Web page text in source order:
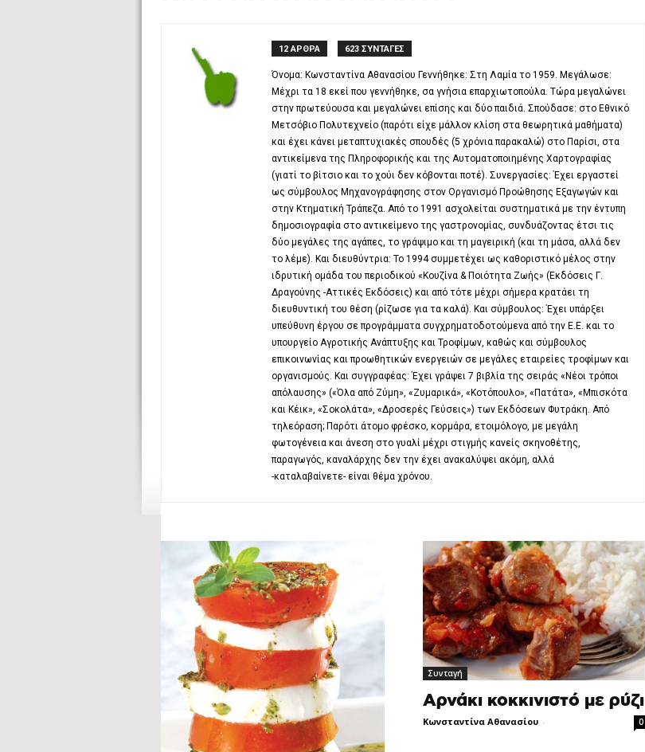
12 ΑΡΘΡΑ 623 ΣΥΝΤΑΓΕΣ
Όνομα: Κωνσταντίνα Αθανασίου Γεννήθηκε: Στη Λαμία το 1959. Μεγάλωσε:
Μέχρι τα 18 εκεί που γεννήθηκε, σα γνήσια επαρχιωτοπούλα. Τώρα μεγαλώνει
στην πρωτεύουσα και μεγαλώνει επίσης και δύο παιδιά. Σπούδασε: στο Εθνικό
Μετσόβιο Πολυτεχνείο (παρότι είχε μάλλον κλίση στα θεωρητικά μαθήματα)
και έχει κάνει μεταπτυχιακές σπουδές (5 χρόνια παρακαλώ) στο Παρίσι, στα
αντικείμενα της Πληροφορικής και της Αυτοματοποιημένης Χαρτογραφίας
(γιατί το βίτσιο και το χούι δεν κόβονται ποτέ). Συνεργασίες: Έχει εργαστεί
ως σύμβουλος Μηχανογράφησης στον Οργανισμό Προώθησης Εξαγωγών και
στην Κτηματική Τράπεζα. Από το 1991 ασχολείται συστηματικά με την έντυπη
δημοσιογραφία στο αντικείμενο της γαστρονομίας, συνδυάζοντας έτσι τις
δύο μεγάλες της αγάπες, το γράψιμο και τη μαγειρική (και τη μάσα, αλλά δεν
το λέμε). Και διευθύντρια: Το 1994 συμμετέχει ως καθοριστικό μέλος στην
ιδρυτική ομάδα του περιοδικού «Κουζίνα & Ποιότητα Ζωής» (Εκδόσεις Γ.
Δραγούνης -Αττικές Εκδόσεις) και από τότε μέχρι σήμερα κρατάει τη
διευθυντική του θέση (ρίζωσε για τα καλά). Και σύμβουλος: Έχει υπάρξει
υπεύθυνη έργου σε προγράμματα συγχρηματοδοτούμενα από την Ε.Ε. και το
υπουργείο Αγροτικής Ανάπτυξης και Τροφίμων, καθώς και σύμβουλος
επικοινωνίας και προωθητικών ενεργειών σε μεγάλες εταιρείες τροφίμων και
οργανισμούς. Και συγγραφέας: Έχει γράψει 7 βιβλία της σειράς «Νέοι τρόποι
απόλαυσης» («Όλα από Ζύμη», «Ζυμαρικά», «Κοτόπουλο», «Πατάτα», «Μπισκότα
και Κέικ», «Σοκολάτα», «Δροσερές Γεύσεις») των Εκδόσεων Φυτράκη. Από
τηλεόραση; Παρότι άτομο φρέσκο, κορμάρα, ετοιμόλογο, με μεγάλη
φωτογένεια και άνεση στο γυαλί μέχρι στιγμής κανείς σκηνοθέτης,
παραγωγός, καναλάρχης δεν την έχει ανακαλύψει ακόμη, αλλά
-καταλαβαίνετε- είναι θέμα χρόνου.
Συνταγή
Αρνάκι κοκκινιστό με ρύζι
Κωνσταντίνα Αθανασίου - 0